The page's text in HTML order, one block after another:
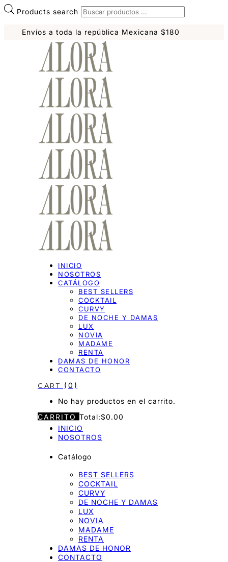
Products search
Envíos a toda la república Mexicana $180
INICIO
NOSOTROS
CATÁLOGO
BEST SELLERS
COCKTAIL
CURVY
DE NOCHE Y DAMAS
LUX
NOVIA
MADAME
RENTA
DAMAS DE HONOR
CONTACTO
0
No hay productos en el carrito.
CARRITO Total:$0.00
INICIO
NOSOTROS
Catálogo
BEST SELLERS
COCKTAIL
CURVY
DE NOCHE Y DAMAS
LUX
NOVIA
MADAME
RENTA
DAMAS DE HONOR
CONTACTO